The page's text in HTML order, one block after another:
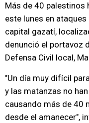
Más de 40 palestinos
este lunes en
capital gazatí,
denunció el portavoz
Defensa Civil local,
"Un día muy difícil
y las matanzas no
causando más de 40
desde el amanecer",